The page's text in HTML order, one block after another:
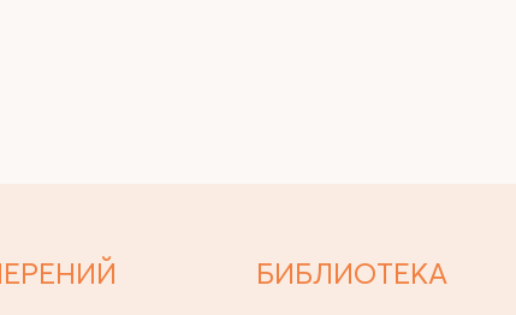
БИБЛИОТЕКА